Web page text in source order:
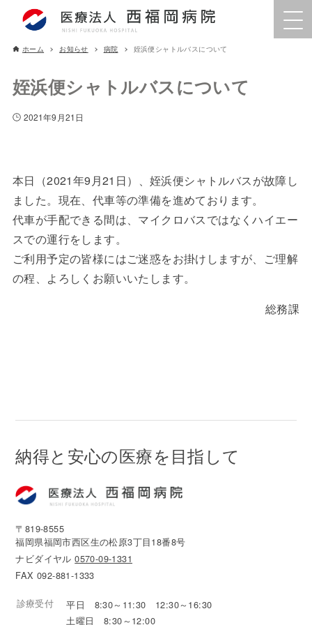
ホーム お知らせ 病院 姪浜便シャトルバスについて
姪浜便シャトルバスについて
2021年9月21日
本日（2021年9月21日）、姪浜便シャトルバスが故障し
ました。現在、代車等の準備を進めております。
代車が手配できる間は、マイクロバスではなくハイエー
スでの運行をします。
ご利用予定の皆様にはご迷惑をお掛けしますが、ご理解
の程、よろしくお願いいたします。
総務課
納得と安心の医療を目指して
〒819-8555
福岡県福岡市西区生の松原3丁目18番8号
ナビダイヤル0570-09-1331
FAX 092-881-1333
診療受付
平日 8:30～11:30 12:30～16:30
土曜日 8:30～12:00